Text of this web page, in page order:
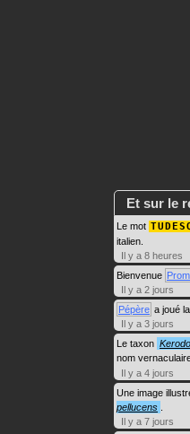
Et sur le
Le mot
italien.
Il y a 8 heures
Bienvenue
Il y a 2 jours
Pépère a joué
Il y a 3 jours
Le taxon
nom
Il y a 4 jours
Une image
pellucens
Il y a 7 jours